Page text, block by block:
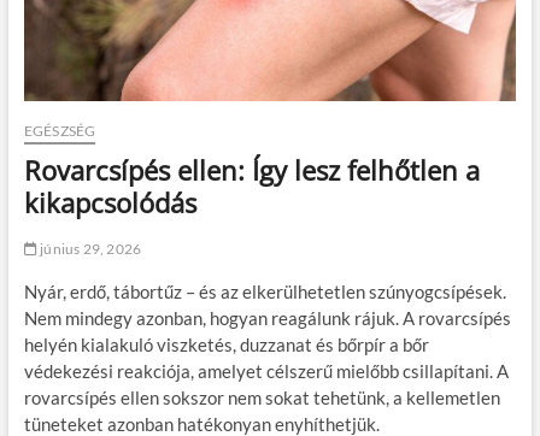
EGÉSZSÉG
Rovarcsípés ellen: Így lesz felhőtlen a
kikapcsolódás
június 29, 2026
Nyár, erdő, tábortűz – és az elkerülhetetlen szúnyogcsípések.
Nem mindegy azonban, hogyan reagálunk rájuk. A rovarcsípés
helyén kialakuló viszketés, duzzanat és bőrpír a bőr
védekezési reakciója, amelyet célszerű mielőbb csillapítani. A
rovarcsípés ellen sokszor nem sokat tehetünk, a kellemetlen
tüneteket azonban hatékonyan enyhíthetjük.